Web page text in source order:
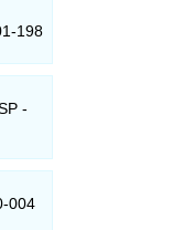
198
-
004